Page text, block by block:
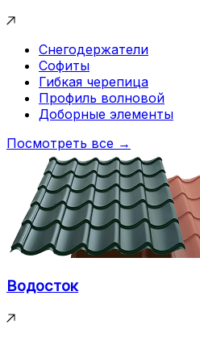
Снегодержатели
Софиты
Гибкая черепица
Профиль волновой
Доборные элементы
Посмотреть все →
Водосток